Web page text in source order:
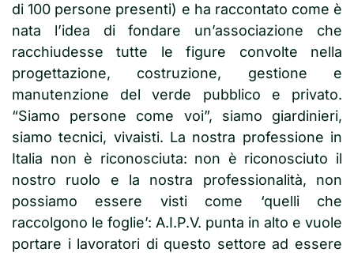
di 100 persone presenti) e ha raccontato come è
nata l’idea di fondare un’associazione che
racchiudesse tutte le figure convolte nella
progettazione, costruzione, gestione e
manutenzione del verde pubblico e privato.
“Siamo persone come voi”, siamo giardinieri,
siamo tecnici, vivaisti. La nostra professione in
Italia non è riconosciuta: non è riconosciuto il
nostro ruolo e la nostra professionalità, non
possiamo essere visti come ‘quelli che
raccolgono le foglie’: A.I.P.V. punta in alto e vuole
portare i lavoratori di questo settore ad essere